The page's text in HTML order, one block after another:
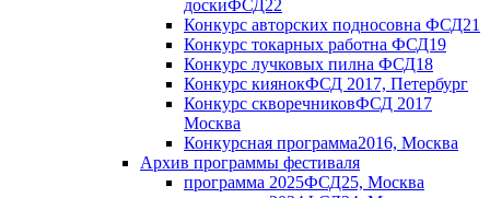
доскиФСД22
Конкурс авторских подносовна ФСД21
Конкурс токарных работна ФСД19
Конкурс лучковых пилна ФСД18
Конкурс киянокФСД 2017, Петербург
Конкурс скворечниковФСД 2017
Москва
Конкурсная программа2016, Москва
Архив программы фестиваля
программа 2025ФСД25, Москва